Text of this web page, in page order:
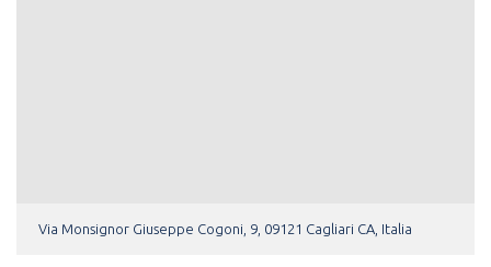
Via Monsignor Giuseppe Cogoni, 9, 09121 Cagliari CA, Italia